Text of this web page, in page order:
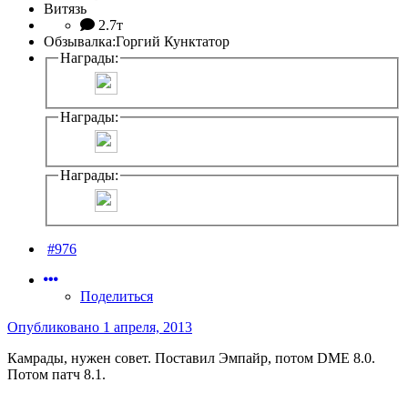
Витязь
2.7т
Обзывалка:Горгий Кунктатор
Награды:
Награды:
Награды:
#976
Поделиться
Опубликовано 1 апреля, 2013
Камрады, нужен совет. Поставил Эмпайр, потом DME 8.0.
Потом патч 8.1.